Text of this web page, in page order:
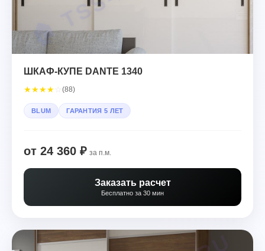
ШКАФ-КУПЕ DANTE 1340
★★★★ (88)
BLUM ГАРАНТИЯ 5 ЛЕТ
от 24 360 ₽ за п.м.
Заказать расчет
Бесплатно за 30 мин